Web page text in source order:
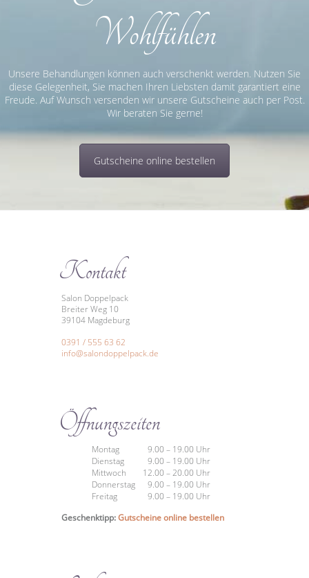
Wohlfühlen
Unsere Behandlungen können auch verschenkt werden. Nutzen Sie
diese Gelegenheit, Sie machen Ihren Liebsten damit garantiert eine
Freude. Auf Wunsch versenden wir unsere Gutscheine auch per Post.
Wir beraten Sie gerne!
Gutscheine online bestellen
Kontakt
Salon Doppelpack
Breiter Weg 10
39104 Magdeburg
0391 / 555 63 62
info@salondoppelpack.de
Öffnungszeiten
Montag
9.00 – 19.00 Uhr
Dienstag
9.00 – 19.00 Uhr
Mittwoch
12.00 – 20.00 Uhr
Donnerstag
9.00 – 19.00 Uhr
Freitag
9.00 – 19.00 Uhr
Geschenktipp:Gutscheine online bestellen